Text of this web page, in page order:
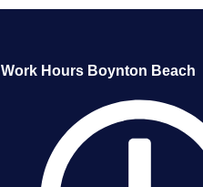
Work Hours Boynton Beach